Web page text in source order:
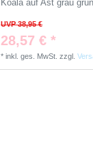
Koala auf Ast grau grün
UVP 38,95 €
28,57 € *
*inkl. ges. MwSt. zzgl.